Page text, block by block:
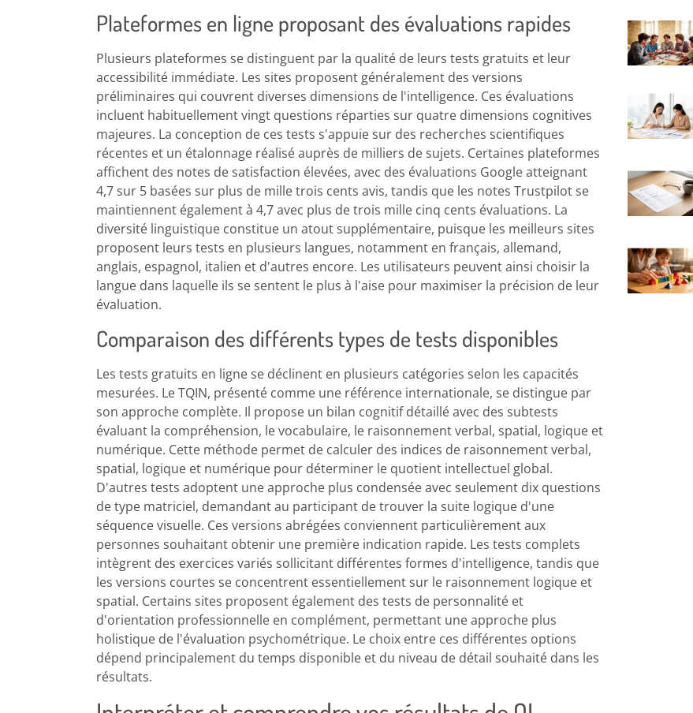
Plateformes en ligne proposant des évaluations rapides
Plusieurs plateformes se distinguent par la qualité de leurs tests gratuits et leur
accessibilité immédiate. Les sites proposent généralement des versions
préliminaires qui couvrent diverses dimensions de l'intelligence. Ces évaluations
incluent habituellement vingt questions réparties sur quatre dimensions cognitives
majeures. La conception de ces tests s'appuie sur des recherches scientifiques
récentes et un étalonnage réalisé auprès de milliers de sujets. Certaines plateformes
affichent des notes de satisfaction élevées, avec des évaluations Google atteignant
4,7 sur 5 basées sur plus de mille trois cents avis, tandis que les notes Trustpilot se
maintiennent également à 4,7 avec plus de trois mille cinq cents évaluations. La
diversité linguistique constitue un atout supplémentaire, puisque les meilleurs sites
proposent leurs tests en plusieurs langues, notamment en français, allemand,
anglais, espagnol, italien et d'autres encore. Les utilisateurs peuvent ainsi choisir la
langue dans laquelle ils se sentent le plus à l'aise pour maximiser la précision de leur
évaluation.
Comparaison des différents types de tests disponibles
Les tests gratuits en ligne se déclinent en plusieurs catégories selon les capacités
mesurées. Le TQIN, présenté comme une référence internationale, se distingue par
son approche complète. Il propose un bilan cognitif détaillé avec des subtests
évaluant la compréhension, le vocabulaire, le raisonnement verbal, spatial, logique et
numérique. Cette méthode permet de calculer des indices de raisonnement verbal,
spatial, logique et numérique pour déterminer le quotient intellectuel global.
D'autres tests adoptent une approche plus condensée avec seulement dix questions
de type matriciel, demandant au participant de trouver la suite logique d'une
séquence visuelle. Ces versions abrégées conviennent particulièrement aux
personnes souhaitant obtenir une première indication rapide. Les tests complets
intègrent des exercices variés sollicitant différentes formes d'intelligence, tandis que
les versions courtes se concentrent essentiellement sur le raisonnement logique et
spatial. Certains sites proposent également des tests de personnalité et
d'orientation professionnelle en complément, permettant une approche plus
holistique de l'évaluation psychométrique. Le choix entre ces différentes options
dépend principalement du temps disponible et du niveau de détail souhaité dans les
résultats.